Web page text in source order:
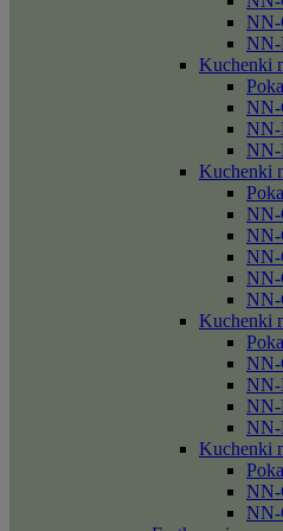
NN-
Kuchenki
NN-
NN-
NN-
Kuchenki
NN-
NN-
NN-
NN-
NN-
Kuchenki
NN-
NN-
NN-
NN-
Kuchenki